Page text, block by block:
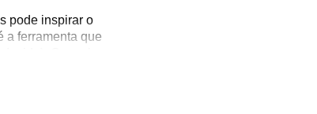
pode inspirar o
a ferramenta que
Com ela,
possa ser